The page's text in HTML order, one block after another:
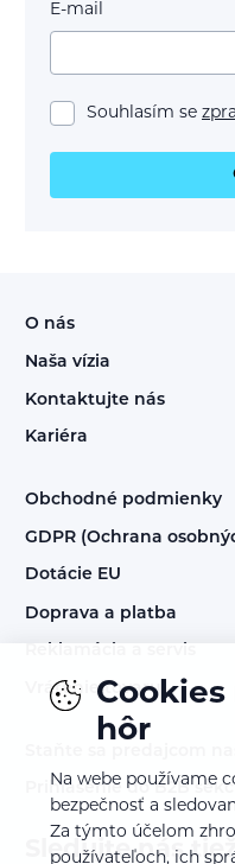
E-mail
Souhlasím se
O nás
Naša vízia
Kontaktujte nás
Kariéra
Obchodné podmienky
GDPR (Ochrana
Dotácie EU
Doprava a platba
Vrátenie tovaru
Prihlásenie do B2B
Sledujte nás
hôr
Na webe používame
bezpečnosť a
Za týmto účelom
používateľoch, ich